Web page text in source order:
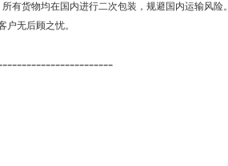
有货物均在国内进行二次包装，规避国内运输风险。
无后顾之忧。